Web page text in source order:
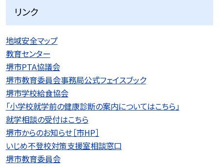
リンク
地域安全マップ
教育センター
堺市PTA協議会
堺市教育委員会事務局公式フェイスブック
堺市学校給食協会
「小学校就学前の健康診断の案内についてはこちら」
就学相談の受付はこちら
堺市からのお知らせ［市HP］
いじめ不登校対策支援室相談窓口
堺市教育委員会